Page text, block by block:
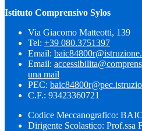
Istituto Comprensivo Sylos
Via Giacomo Matteotti, 139
Tel: +39 080.3751397
Email:
Email:
una mail
PEC:
C.F.: 93423360721
Codice Meccanografico:
Dirigente Scolastico: Prof.ssa